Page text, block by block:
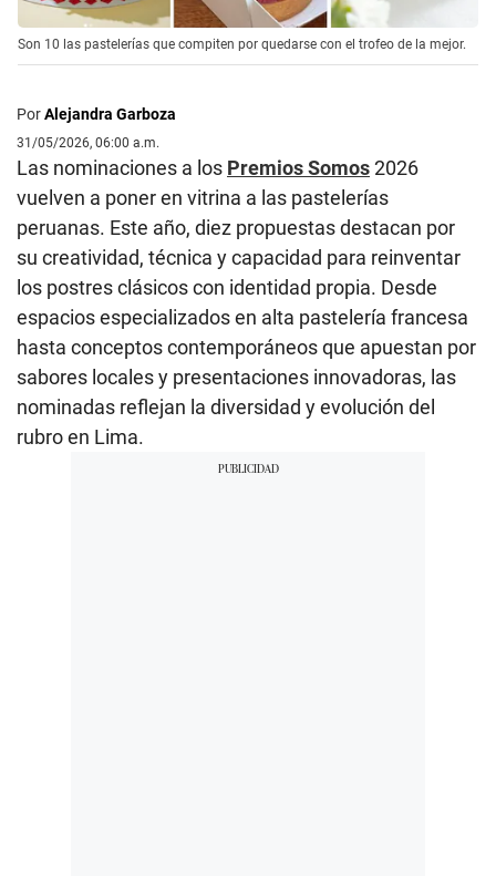
Son 10 las pastelerías que compiten por quedarse con el trofeo de la mejor.
PorAlejandra Garboza
31/05/2026, 06:00 a.m.
Las nominaciones a los Premios Somos2026
vuelven a poner en vitrina a las pastelerías
peruanas. Este año, diez propuestas destacan por
su creatividad, técnica y capacidad para reinventar
los postres clásicos con identidad propia. Desde
espacios especializados en alta pastelería francesa
hasta conceptos contemporáneos que apuestan por
sabores locales y presentaciones innovadoras, las
nominadas reflejan la diversidad y evolución del
rubro en Lima.